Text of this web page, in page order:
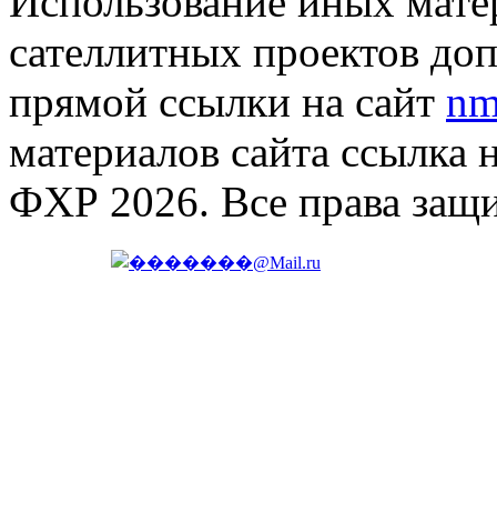
сателлитных проектов
прямой ссылки на сайт
материалов сайта ссылка
ФХР 2026. Все права